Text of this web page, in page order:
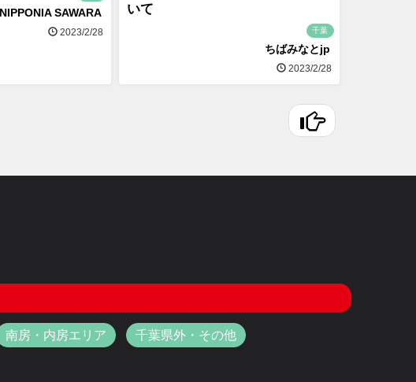
NIPPONIA SAWARA
2023/2/28
いて
千葉
ちばみなとjp
2023/2/28
南房・内房エリア 千葉県外・その他